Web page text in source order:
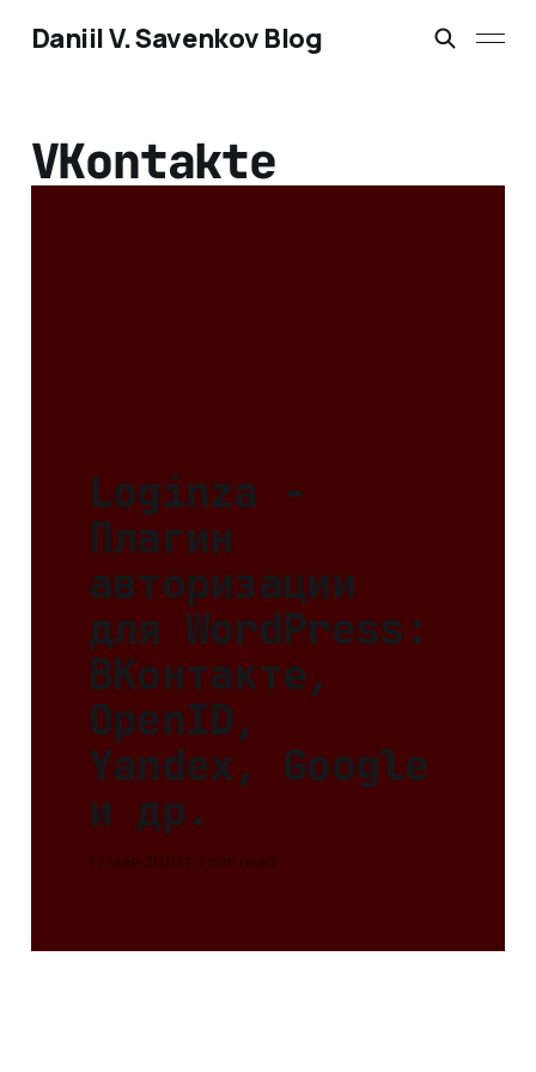
Daniil V. Savenkov Blog
VKontakte
Loginza -
Плагин
авторизации
для WordPress:
ВКонтакте,
OpenID,
Yandex, Google
и др.
17 мая 2010 г. 1 min read